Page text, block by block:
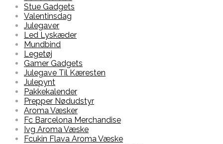
Stue Gadgets
Valentinsdag
Julegaver
Led Lyskæder
Mundbind
Legetøj
Gamer Gadgets
Julegave Til Kæresten
Julepynt
Pakkekalender
Prepper Nødudstyr
Aroma Væsker
Fc Barcelona Merchandise
Ivg Aroma Væske
Fcukin Flava Aroma Væske